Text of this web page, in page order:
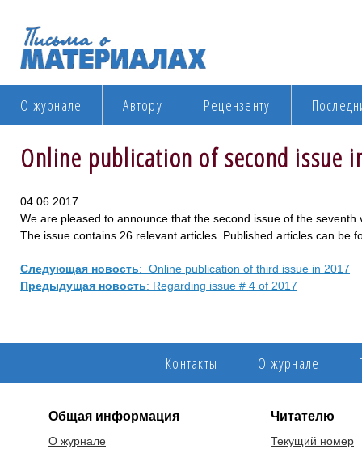
О журнале Автору Рецензенту
Online publication of second issue
04.06.2017
We are pleased to announce that the second issue of the
The issue contains 26 relevant articles. Published articles can be
Следующая новость: Online publication of third issue in 2017
Предыдущая новость: Regarding issue # 4 of 2017
Контакты О журнале
Общая информация
О журнале
Читателю
Текущий номер